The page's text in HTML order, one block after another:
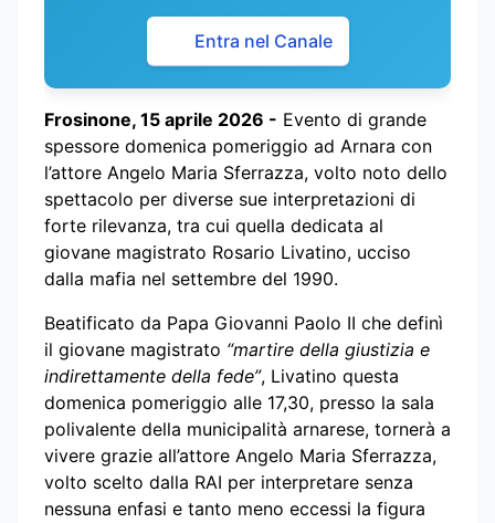
Entra nel Canale
Frosinone, 15 aprile 2026 - Evento di grande
spessore domenica pomeriggio ad Arnara con
l’attore Angelo Maria Sferrazza, volto noto dello
spettacolo per diverse sue interpretazioni di
forte rilevanza, tra cui quella dedicata al
giovane magistrato Rosario Livatino, ucciso
dalla mafia nel settembre del 1990.
Beatificato da Papa Giovanni Paolo II che definì
il giovane magistrato “martire della giustizia e
indirettamente della fede”, Livatino questa
domenica pomeriggio alle 17,30, presso la sala
polivalente della municipalità arnarese, tornerà a
vivere grazie all’attore Angelo Maria Sferrazza,
volto scelto dalla RAI per interpretare senza
nessuna enfasi e tanto meno eccessi la figura